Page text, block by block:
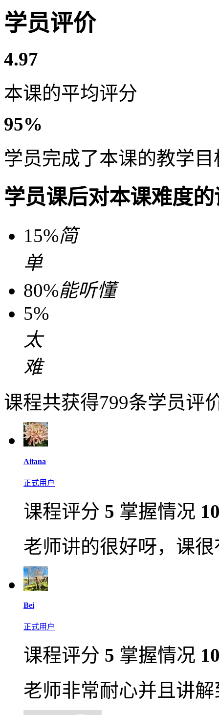
学员评价
4.97
本课的平均评分
95%
学员完成了本课的教学目
学员课后对本课难度
15%简
单
80%能听懂
5%
太
难
课程共获得799条学员评
Aitana
正式用户
课程评分 5 掌握情况
老师讲的很好呀，课很
Bei
正式用户
课程评分 5 掌握情况
老师非常耐心并且讲解